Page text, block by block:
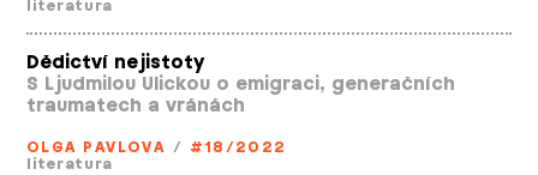
literatura
Dědictví nejistoty
S Ljudmilou Ulickou o emigraci, generačních
traumatech a vránách
OLGA PAVLOVA / #18/2022
literatura